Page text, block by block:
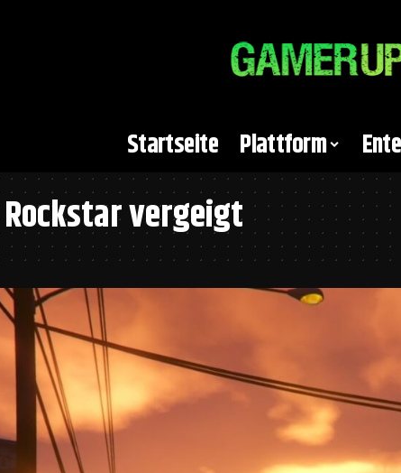
Startseite Plattform
Rockstar vergeigt